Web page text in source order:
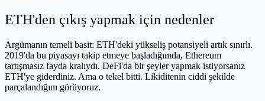
ETH'den çıkış yapmak için nedenler
Argümanın temeli basit: ETH'deki yükseliş potansiyeli artık sınırlı.
2019'da bu piyasayı takip etmeye başladığımda, Ethereum
tartışmasız fayda kralıydı. DeFi'da bir şeyler yapmak istiyorsanız
ETH'ye giderdiniz. Ama o tekel bitti. Likiditenin ciddi şekilde
parçalandığını görüyoruz.